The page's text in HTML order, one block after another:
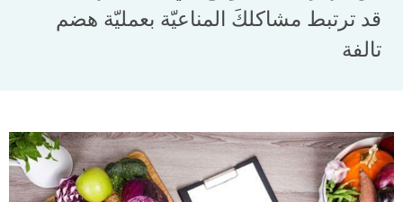
قد ترتبط مشاكلكَ المناعيّة بعمليّة هضم
تالفة